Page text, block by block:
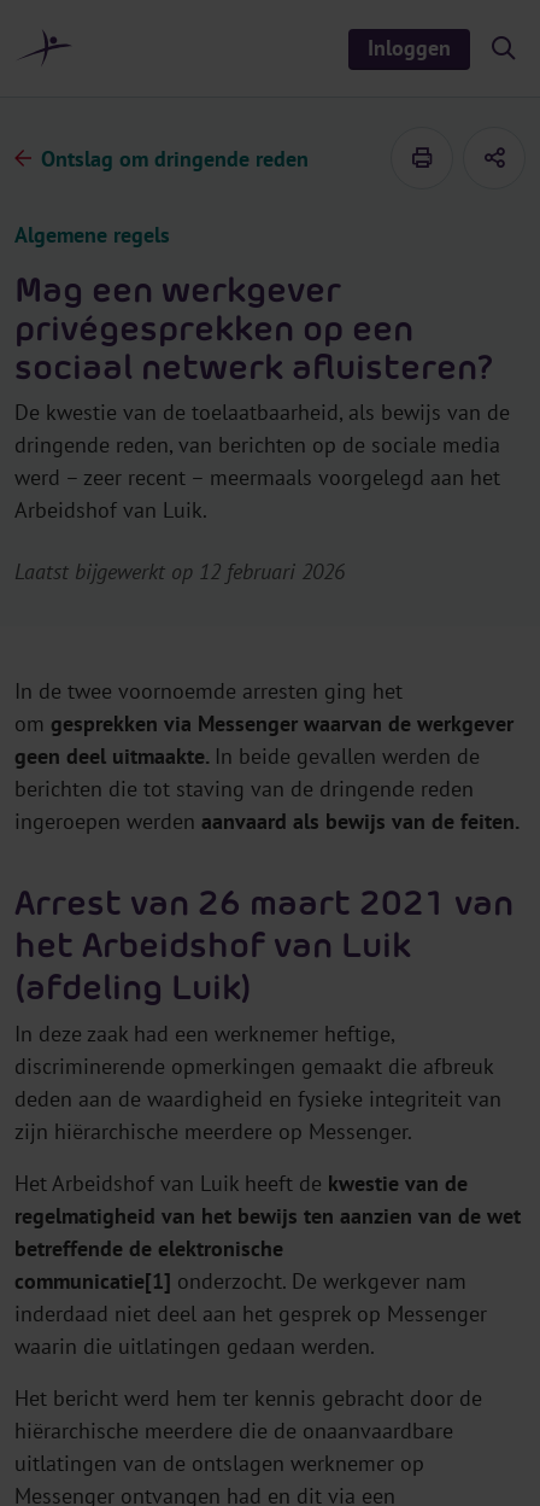
Inloggen
S
i
Ontslag om dringende reden
Algemene regels
Mag een werkgever
privégesprekken op een
sociaal netwerk afluisteren?
De kwestie van de toelaatbaarheid, als bewijs van de
dringende reden, van berichten op de sociale media
werd – zeer recent – meermaals voorgelegd aan het
Arbeidshof van Luik.
Laatst bijgewerkt op 12 februari 2026
In de twee voornoemde arresten ging het
om gesprekken via Messenger waarvan de werkgever
geen deel uitmaakte. In beide gevallen werden de
berichten die tot staving van de dringende reden
ingeroepen werden aanvaard als bewijs van de feiten.
Arrest van 26 maart 2021 van
het Arbeidshof van Luik
(afdeling Luik)
In deze zaak had een werknemer heftige,
discriminerende opmerkingen gemaakt die afbreuk
deden aan de waardigheid en fysieke integriteit van
zijn hiërarchische meerdere op Messenger.
Het Arbeidshof van Luik heeft de kwestie van de
regelmatigheid van het bewijs ten aanzien van de wet
betreffende de elektronische
communicatie[1] onderzocht. De werkgever nam
inderdaad niet deel aan het gesprek op Messenger
waarin die uitlatingen gedaan werden.
Het bericht werd hem ter kennis gebracht door de
hiërarchische meerdere die de onaanvaardbare
uitlatingen van de ontslagen werknemer op
Messenger ontvangen had en dit via een